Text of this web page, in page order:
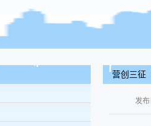
营创三征
发布